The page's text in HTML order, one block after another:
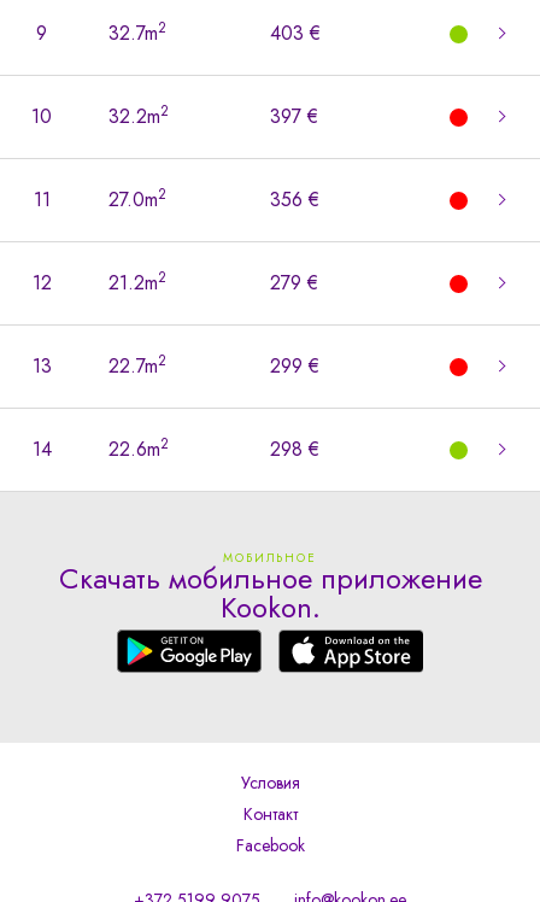
9 32.7m2 403 €
10 32.2m2 397 €
11 27.0m2 356 €
12 21.2m2 279 €
13 22.7m2 299 €
14 22.6m2 298 €
МОБИЛЬНОЕ
Скачать мобильное приложение
Kookon.
Условия
Контакт
Facebook